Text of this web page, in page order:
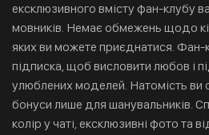
ексклюзивного вмісту фан-клубу
мовників. Немає обмежень щодо
яких ви можете приєднатися. Фан-
підписка, щоб висловити любов і
улюблених моделей. Натомість ви
бонуси лише для шанувальників.
колір у чаті, ексклюзивні фото та